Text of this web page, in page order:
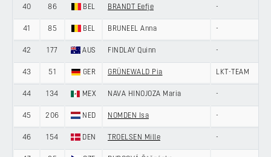
40 86 BEL BRANDT Eefje -
41 85 BEL BRUNEEL Anna -
42 177 AUS FINDLAY Quinn -
43 51 GER GRÜNEWALD Pia LKT-TEAM
44 134 MEX NAVA HINOJOZA Maria -
45 206 NED NOMDEN Isa -
46 154 DEN TROELSEN Mille -